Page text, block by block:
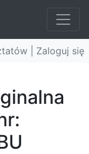
| Zaloguj się